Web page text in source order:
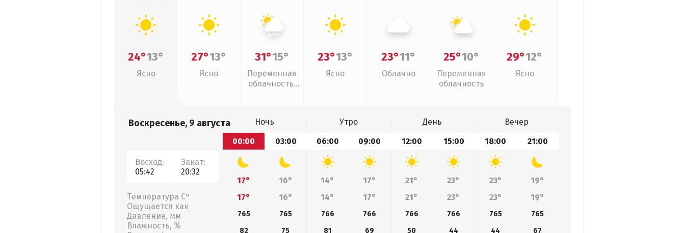
24°13°
Ясно
27°13°
Ясно
31°15°
Переменная
облачность,
23°13°
Ясно
23°11°
Облачно
25°10°
Переменная
облачность
29°12°
Ясно
Воскресенье, 9 августа
Восход:
05:42
Закат:
20:32
Температура С°
Ощущается как
Давление, мм
Влажность, %
Ночь Утро День
Вечер
00:00
03:00 06:00 09:00 12:00 15:00 18:00 21:00
17° 16° 14° 17° 21° 23° 23°
19°
17°
16° 14° 17° 21° 23° 23° 19°
765 765 766 766 766 766 765
765
82
75 81 69 50 44 44
67